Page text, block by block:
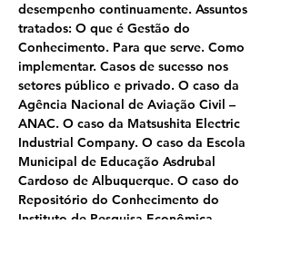
desempenho continuamente. Assuntos
tratados: O que é Gestão do
Conhecimento. Para que serve. Como
implementar. Casos de sucesso nos
setores público e privado. O caso da
Agência Nacional de Aviação Civil –
ANAC. O caso da Matsushita Electric
Industrial Company. O caso da Escola
Municipal de Educação Asdrubal
Cardoso de Albuquerque. O caso do
Repositório do Conhecimento do
Instituto de Pesquisa Econômica